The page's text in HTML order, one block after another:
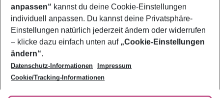
Footer
Footer navigation
Über uns
AGB
Bestpreisgarantie
Cookie-Einstellungen ändern
Cookie-Richtlinie
Agenturbetreuung
Barrierefreies Reisen
Folge uns
anpassen“ kannst du deine Cookie-Einstellungen
individuell anpassen. Du kannst deine Privatsphäre-
Einstellungen natürlich jederzeit ändern oder widerrufen
– klicke dazu einfach unten auf „Cookie-Einstellungen
ändern“.
Datenschutz-Informationen
Impressum
Cookie/Tracking-Informationen